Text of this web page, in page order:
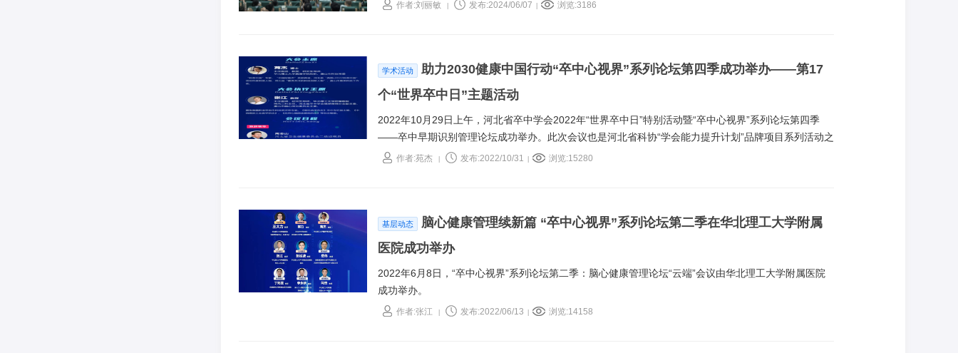
作者:刘丽敏 发布:2024/06/07 浏览:3186
学术活动
助力2030健康中国行动“卒中心视界”系列论坛第四季成功举办——第17
个“世界卒中日”主题活动
2022年10月29日上午，河北省卒中学会2022年“世界卒中日”特别活动暨“卒中心视界”系列论坛第四季
——卒中早期识别管理论坛成功举办。此次会议也是河北省科协“学会能力提升计划”品牌项目系列活动之
一，得到了唐山市科协及省科协、省卫健委的大力支持。
作者:苑杰 发布:2022/10/31 浏览:15280
基层动态
脑心健康管理续新篇 “卒中心视界”系列论坛第二季在华北理工大学附属
医院成功举办
2022年6月8日，“卒中心视界”系列论坛第二季：脑心健康管理论坛“云端”会议由华北理工大学附属医院
成功举办。
作者:张江 发布:2022/06/13 浏览:14158